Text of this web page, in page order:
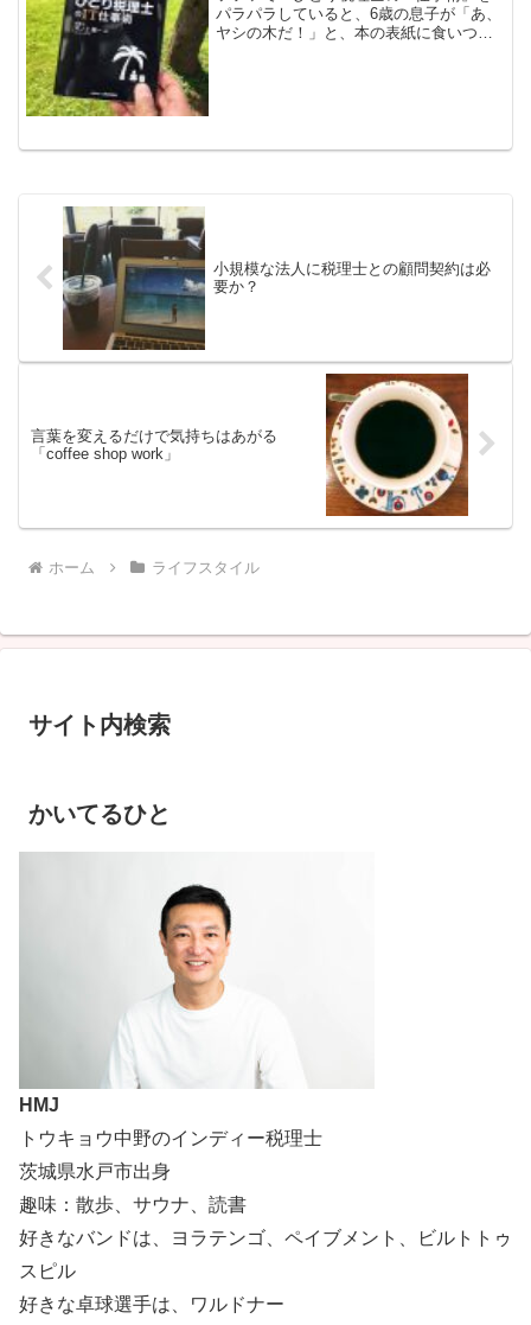
パラパラしていると、6歳の息子が「あ、
ヤシの木だ！」と、本の表紙に食いつき
小規模な法人に税理士との顧問契約は必
要か？
言葉を変えるだけで気持ちはあがる
「coffee shop work」
ホーム ライフスタイル
サイト内検索
かいてるひと
HMJ
トウキョウ中野のインディー税理士
茨城県水戸市出身
趣味：散歩、サウナ、読書
好きなバンドは、ヨラテンゴ、ペイブメント、ビルトトゥ
スピル
好きな卓球選手は、ワルドナー